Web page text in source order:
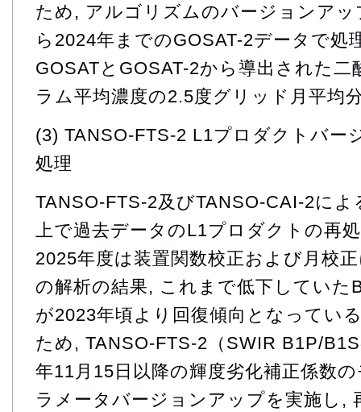
ため, アルゴリズムのバージョンア
ら2024年までのGOSAT-2データで処
GOSATとGOSAT-2から導出された
ラム平均濃度の2.5度グリッド月平均
(3) TANSO-FTS-2 L1プロダクトバー
処理
TANSO-FTS-2及びTANSO-CAI-2に
上で過去データのL1プロダクトの再
2025年度は装置関数校正および月校
の解析の結果, これまで低下していた
が2023年頃より回復傾向となってい
ため, TANSO-FTS-2（SWIR B1P/
年11月15日以降の輝度劣化補正係数
ラメータバージョンアップを実施し,